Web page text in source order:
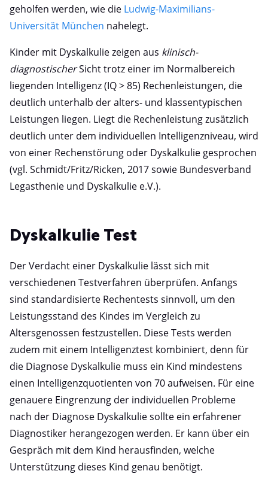
geholfen werden, wie die Ludwig-Maximilians-
Universität München nahelegt.
Kinder mit Dyskalkulie zeigen aus klinisch-
diagnostischerSicht trotz einer im Normalbereich
liegenden Intelligenz (IQ > 85) Rechenleistungen, die
deutlich unterhalb der alters- und klassentypischen
Leistungen liegen. Liegt die Rechenleistung zusätzlich
deutlich unter dem individuellen Intelligenzniveau, wird
von einer Rechenstörung oder Dyskalkulie gesprochen
(vgl. Schmidt/Fritz/Ricken, 2017 sowie Bundesverband
Legasthenie und Dyskalkulie e.V.).
Dyskalkulie Test
Der Verdacht einer Dyskalkulie lässt sich mit
verschiedenen Testverfahren überprüfen. Anfangs
sind standardisierte Rechentests sinnvoll, um den
Leistungsstand des Kindes im Vergleich zu
Altersgenossen festzustellen. Diese Tests werden
zudem mit einem Intelligenztest kombiniert, denn für
die Diagnose Dyskalkulie muss ein Kind mindestens
einen Intelligenzquotienten von 70 aufweisen. Für eine
genauere Eingrenzung der individuellen Probleme
nach der Diagnose Dyskalkulie sollte ein erfahrener
Diagnostiker herangezogen werden. Er kann über ein
Gespräch mit dem Kind herausfinden, welche
Unterstützung dieses Kind genau benötigt.